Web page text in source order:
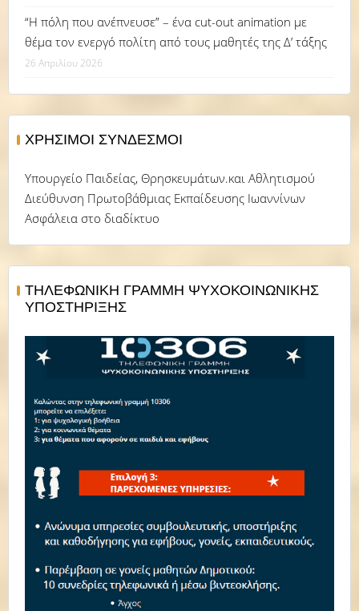
“Η πόλη που ανέπνευσε” – ένα cut-out animation με
θέμα τον ενεργό πολίτη από τους μαθητές της Δ’ τάξης
26 Απριλίου 2026
ΧΡΉΣΙΜΟΙ ΣΎΝΔΕΣΜΟΙ
Υπουργείο Παιδείας, Θρησκευμάτων.και Αθλητισμού
Διεύθυνση Πρωτοβάθμιας Εκπαίδευσης Ιωαννίνων
Ασφάλεια στο διαδίκτυο
ΤΗΛΕΦΩΝΙΚΗ ΓΡΑΜΜΗ ΨΥΧΟΚΟΙΝΩΝΙΚΗΣ
ΥΠΟΣΤΗΡΙΞΗΣ